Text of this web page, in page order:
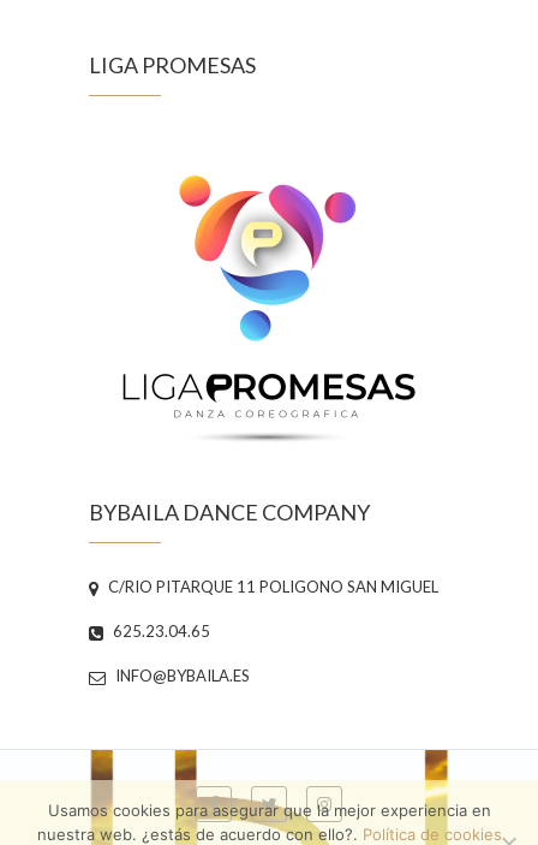
LIGA PROMESAS
BYBAILA DANCE COMPANY
C/RIO PITARQUE 11 POLIGONO SAN MIGUEL
625.23.04.65
INFO@BYBAILA.ES
Usamos cookies para asegurar que la mejor experiencia en
nuestra web. ¿estás de acuerdo con ello?. Política de cookies